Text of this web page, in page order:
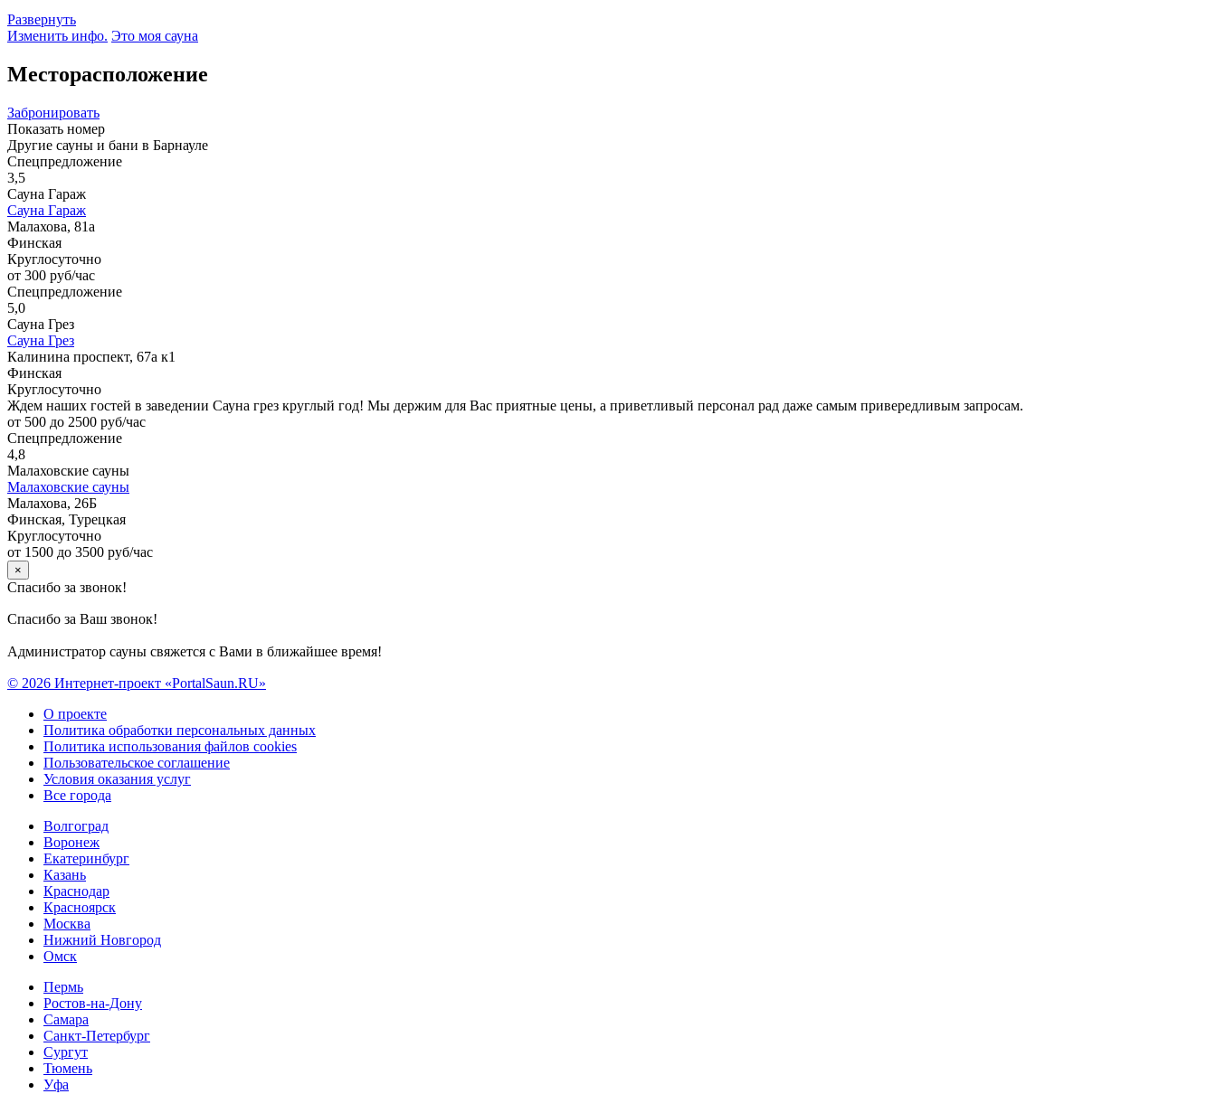
Развернуть
Изменить инфо. Это моя сауна
Месторасположение
Забронировать
Показать номер
Другие сауны и бани в Барнауле
Спецпредложение
3,5
Сауна Гараж
Сауна Гараж
Малахова, 81а
Финская
Круглосуточно
от 300 руб/час
Спецпредложение
5,0
Сауна Грез
Сауна Грез
Калинина проспект, 67а к1
Финская
Круглосуточно
Ждем наших гостей в заведении Сауна грез круглый год! Мы держим для Вас приятные цены, а приветливый персонал рад даже самым привередливым запросам.
от 500 до 2500 руб/час
Спецпредложение
4,8
Малаховские сауны
Малаховские сауны
Малахова, 26Б
Финская, Турецкая
Круглосуточно
от 1500 до 3500 руб/час
×
Спасибо за звонок!
Спасибо за Ваш звонок!
Администратор сауны свяжется с Вами в ближайшее время!
© 2026 Интернет-проект «PortalSaun.RU»
О проекте
Политика обработки персональных данных
Политика использования файлов cookies
Пользовательское соглашение
Условия оказания услуг
Все города
Волгоград
Воронеж
Екатеринбург
Казань
Краснодар
Красноярск
Москва
Нижний Новгород
Омск
Пермь
Ростов-на-Дону
Самара
Санкт-Петербург
Сургут
Тюмень
Уфа